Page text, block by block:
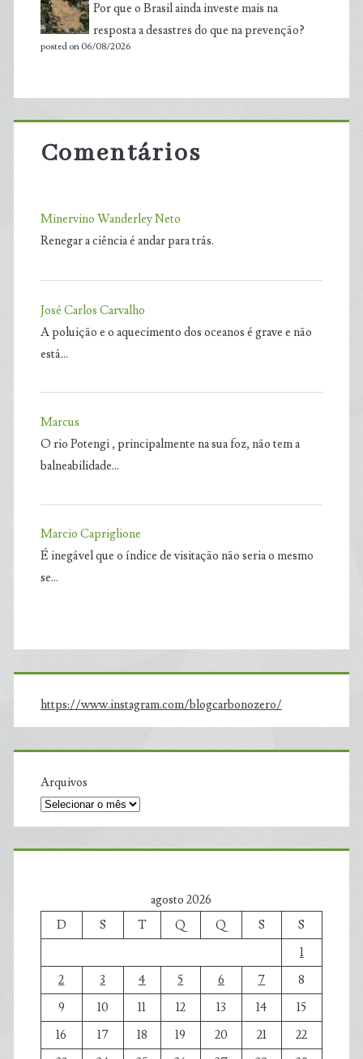
Por que o Brasil ainda investe mais na
resposta a desastres do que na prevenção?
posted on 06/08/2026
Comentários
Minervino Wanderley Neto
Renegar a ciência é andar para trás.
José Carlos Carvalho
A poluição e o aquecimento dos oceanos é grave e não
está…
Marcus
O rio Potengi , principalmente na sua foz, não tem a
balneabilidade…
Marcio Capriglione
É inegável que o índice de visitação não seria o mesmo
se…
https://www.instagram.com/blogcarbonozero/
Arquivos
agosto 2026
D
S T Q Q S
S
1
2
3 4 5 6 7
8
9
10 11 12 13 14
15
16
17 18 19 20 21
22